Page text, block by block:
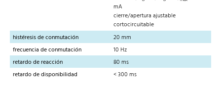
mA
cierre/apertura ajustable
cortocircuitable
histéresis de conmutación
20 mm
frecuencia de conmutación
10 Hz
retardo de reacción
80 ms
retardo de disponibilidad
< 300 ms